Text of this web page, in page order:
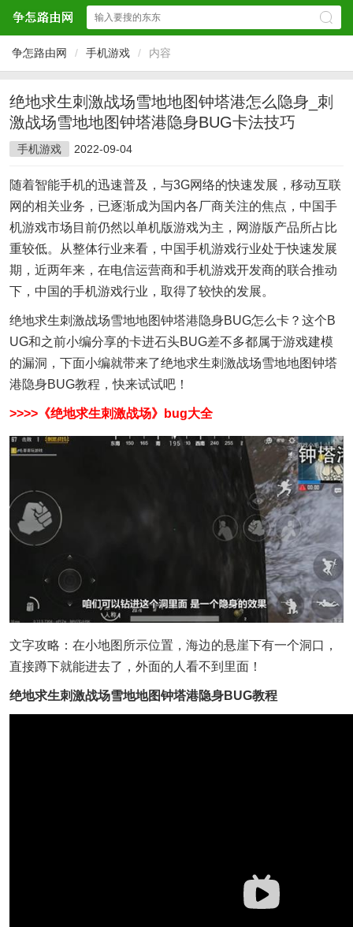
争怎路由网 / 手机游戏 / 内容
绝地求生刺激战场雪地地图钟塔港怎么隐身_刺
激战场雪地地图钟塔港隐身BUG卡法技巧
手机游戏 2022-09-04
随着智能手机的迅速普及，与3G网络的快速发展，移动互联
网的相关业务，已逐渐成为国内各厂商关注的焦点，中国手
机游戏市场目前仍然以单机版游戏为主，网游版产品所占比
重较低。从整体行业来看，中国手机游戏行业处于快速发展
期，近两年来，在电信运营商和手机游戏开发商的联合推动
下，中国的手机游戏行业，取得了较快的发展。
绝地求生刺激战场雪地地图钟塔港隐身BUG怎么卡？这个B
UG和之前小编分享的卡进石头BUG差不多都属于游戏建模
的漏洞，下面小编就带来了绝地求生刺激战场雪地地图钟塔
港隐身BUG教程，快来试试吧！
>>>>《绝地求生刺激战场》bug大全
文字攻略：在小地图所示位置，海边的悬崖下有一个洞口，
直接蹲下就能进去了，外面的人看不到里面！
绝地求生刺激战场雪地地图钟塔港隐身BUG教程